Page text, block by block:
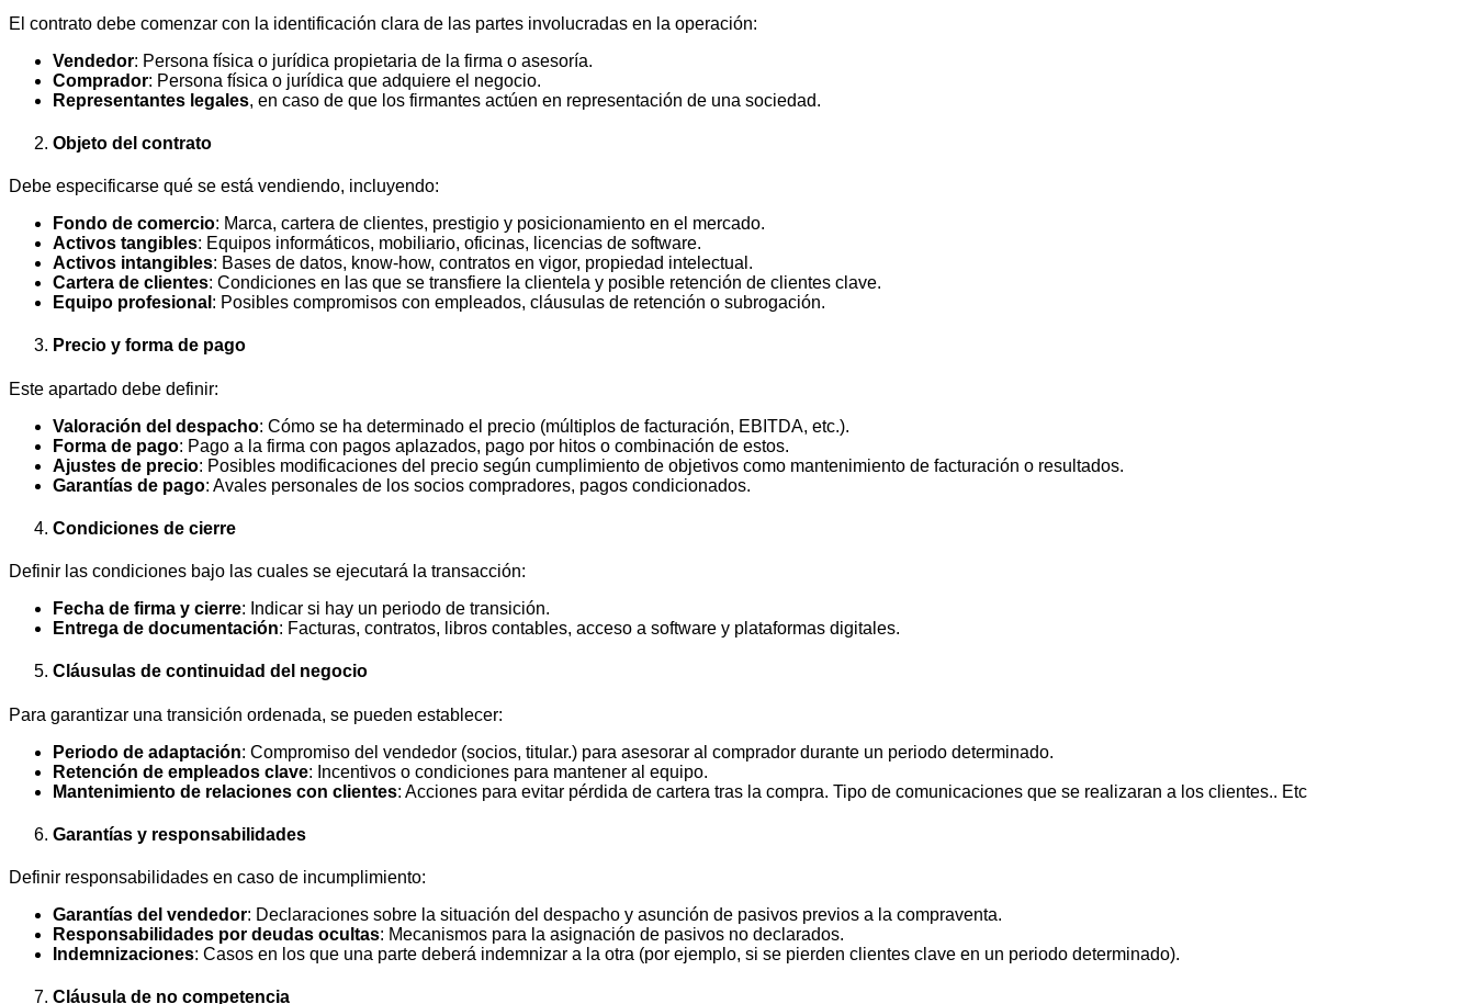
El contrato debe comenzar con la identificación clara de las partes involucradas en la operación:
Vendedor: Persona física o jurídica propietaria de la firma o asesoría.
Comprador: Persona física o jurídica que adquiere el negocio.
Representantes legales, en caso de que los firmantes actúen en representación de una sociedad.
Objeto del contrato
Debe especificarse qué se está vendiendo, incluyendo:
Fondo de comercio: Marca, cartera de clientes, prestigio y posicionamiento en el mercado.
Activos tangibles: Equipos informáticos, mobiliario, oficinas, licencias de software.
Activos intangibles: Bases de datos, know-how, contratos en vigor, propiedad intelectual.
Cartera de clientes: Condiciones en las que se transfiere la clientela y posible retención de clientes clave.
Equipo profesional : Posibles compromisos con empleados, cláusulas de retención o subrogación.
Precio y forma de pago
Este apartado debe definir:
Valoración del despacho: Cómo se ha determinado el precio (múltiplos de facturación, EBITDA, etc.).
Forma de pago: Pago a la firma con pagos aplazados, pago por hitos o combinación de estos.
Ajustes de precio: Posibles modificaciones del precio según cumplimiento de objetivos como mantenimiento de facturación o resultados.
Garantías de pago: Avales personales de los socios compradores, pagos condicionados.
Condiciones de cierre
Definir las condiciones bajo las cuales se ejecutará la transacción:
Fecha de firma y cierre: Indicar si hay un periodo de transición.
Entrega de documentación: Facturas, contratos, libros contables, acceso a software y plataformas digitales.
Cláusulas de continuidad del negocio
Para garantizar una transición ordenada, se pueden establecer:
Periodo de adaptación: Compromiso del vendedor (socios, titular.) para asesorar al comprador durante un periodo determinado.
Retención de empleados clave: Incentivos o condiciones para mantener al equipo.
Mantenimiento de relaciones con clientes: Acciones para evitar pérdida de cartera tras la compra. Tipo de comunicaciones que se realizaran a los clientes.. Etc
Garantías y responsabilidades
Definir responsabilidades en caso de incumplimiento:
Garantías del vendedor: Declaraciones sobre la situación del despacho y asunción de pasivos previos a la compraventa.
Responsabilidades por deudas ocultas: Mecanismos para la asignación de pasivos no declarados.
Indemnizaciones: Casos en los que una parte deberá indemnizar a la otra (por ejemplo, si se pierden clientes clave en un periodo determinado).
Cláusula de no competencia